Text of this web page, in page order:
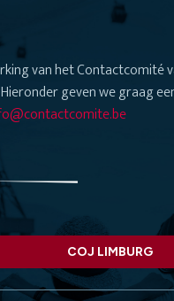
van het Contactcomité
geven we graag
COJ LIMBURG